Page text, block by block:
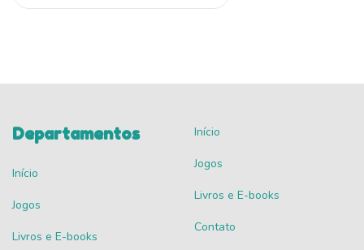
Departamentos
Início
Jogos
Livros e E-books
Início
Jogos
Livros e E-books
Contato